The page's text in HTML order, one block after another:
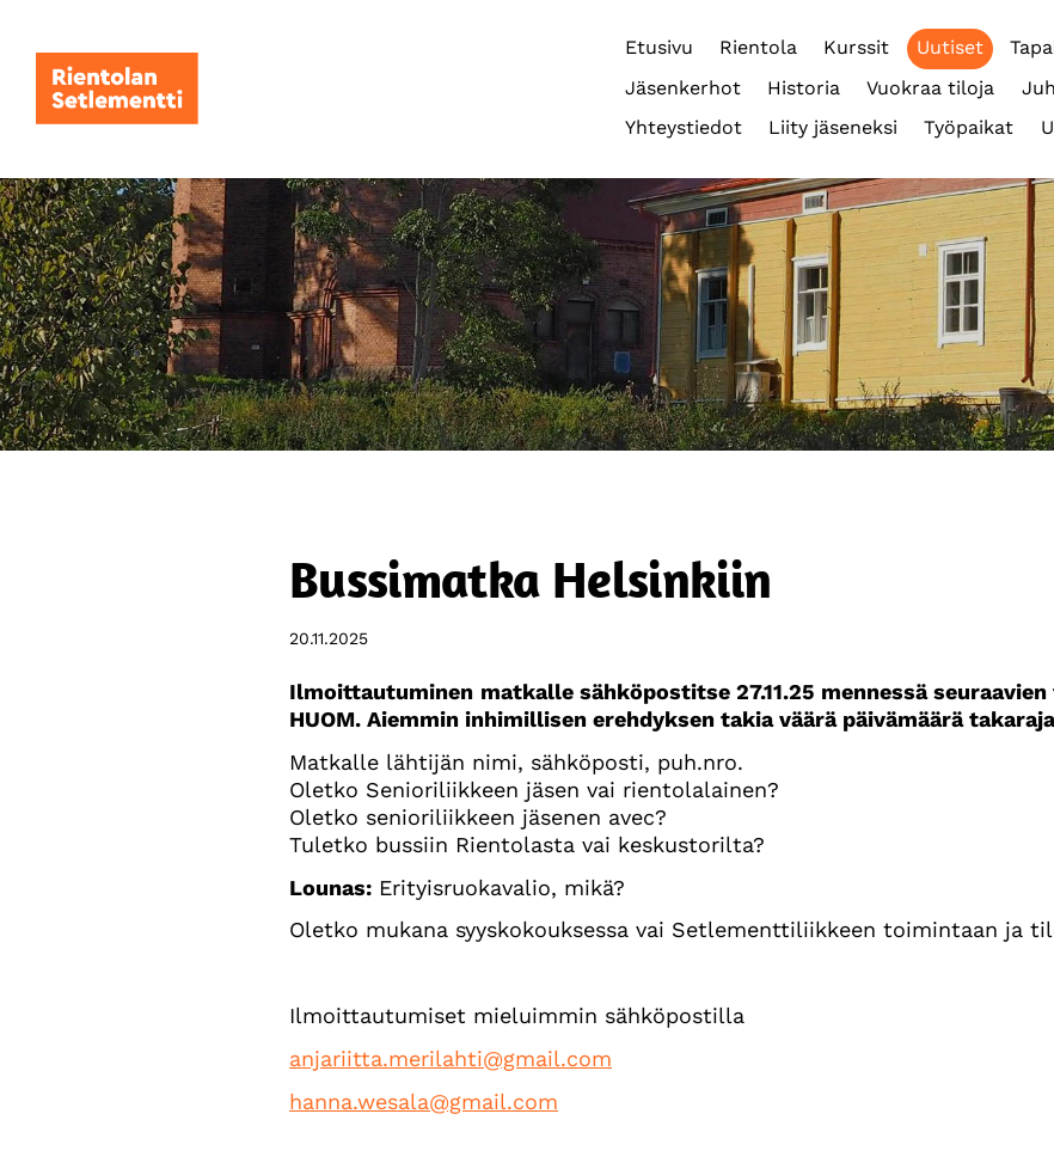
sivun
sisältöön
Rientolan Setlementti ry
Etusivu Rientola Kurssit Uutiset
Jäsenkerhot
Historia Vuokraa tiloja
Yhteystiedot
Liity jäseneksi Työpaikat
Bussimatka Helsinkiin
20.11.2025
Ilmoittautuminen matkalle sähköpostitse 27.11.25 mennessä
HUOM. Aiemmin inhimillisen erehdyksen takia väärä päivämäärä
Matkalle lähtijän nimi, sähköposti, puh.nro.
Oletko Senioriliikkeen jäsen vai rientolalainen?
Oletko senioriliikkeen jäsenen avec?
Tuletko bussiin Rientolasta vai keskustorilta?
Lounas: Erityisruokavalio, mikä?
Oletko mukana syyskokouksessa vai Setlementtiliikkeen toimintaan ja
Ilmoittautumiset mieluimmin sähköpostilla
anjariitta.merilahti@gmail.com
hanna.wesala@gmail.com